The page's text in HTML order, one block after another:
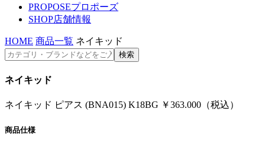
PROPOSEプロポーズ
SHOP店舗情報
HOME 商品一覧 ネイキッド
ネイキッド
ネイキッド ピアス (BNA015) K18BG ￥363.000（税込）
商品仕様